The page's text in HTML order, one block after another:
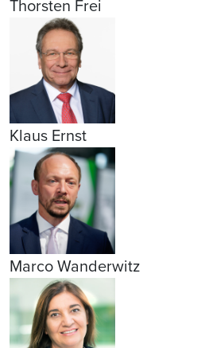
Thorsten Frei
Klaus Ernst
Marco Wanderwitz